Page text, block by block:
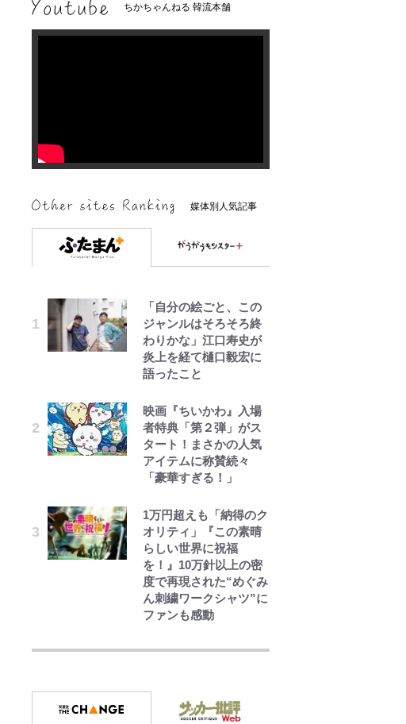
ちかちゃんねる 韓流本舗
媒体別人気記事
「自分の絵ごと、この
ジャンルはそろそろ終
わりかな」江口寿史が
炎上を経て樋口毅宏に
語ったこと
映画『ちいかわ』入場
者特典「第２弾」がス
タート！まさかの人気
アイテムに称賛続々
「豪華すぎる！」
1万円超えも「納得のク
オリティ」『この素晴
らしい世界に祝福
を！』10万針以上の密
度で再現された“めぐみ
ん刺繍ワークシャツ”に
ファンも感動
に妊娠しました~詰んだ
です~ 第1話